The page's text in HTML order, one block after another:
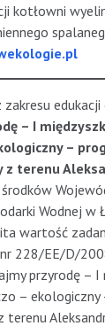
kotłowni
zakresu
– I
–
z terenu
Wodnej w
wartość
228/EE/D/
przyrodę –
–
terenu